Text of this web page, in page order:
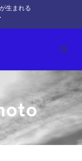
生まれる